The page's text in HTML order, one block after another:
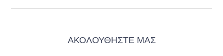
ΑΚΟΛΟΥΘΗΣΤΕ ΜΑΣ